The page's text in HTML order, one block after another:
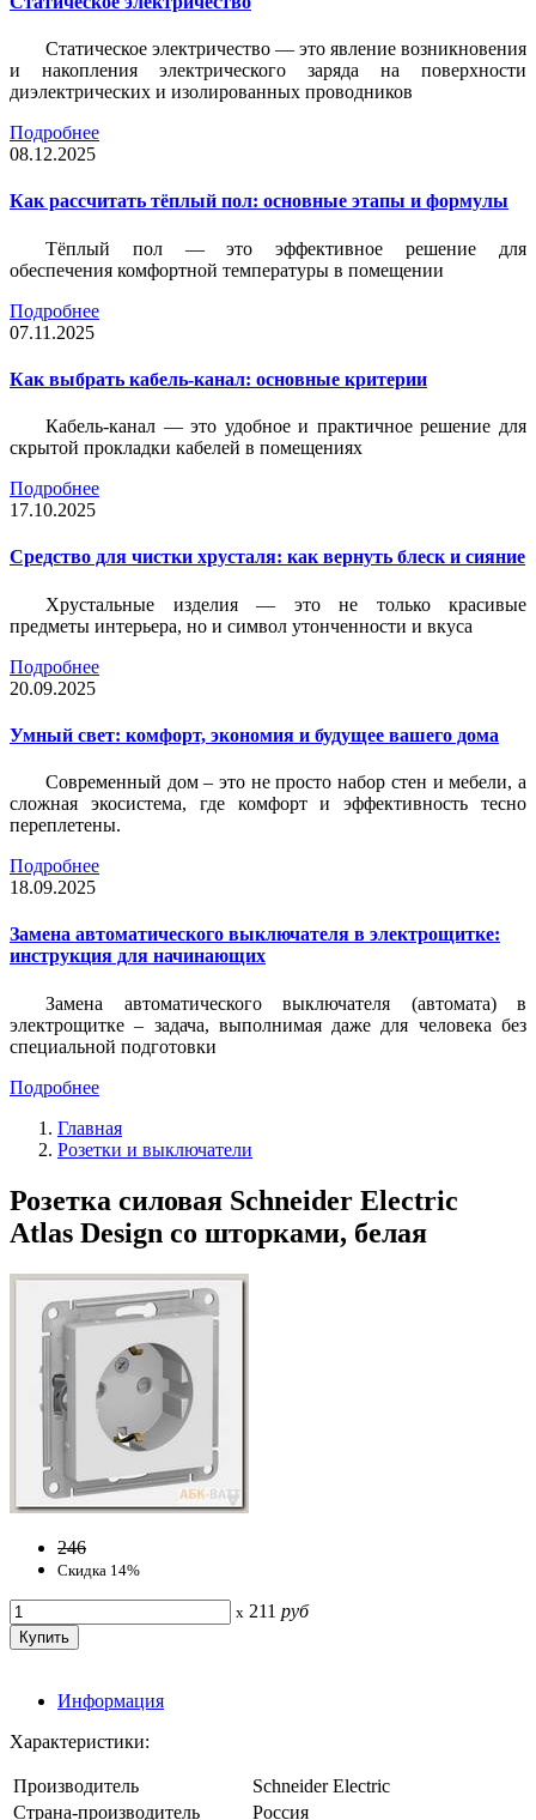
Статическое электричество — это явление возникновения
и накопления электрического заряда на поверхности
диэлектрических и изолированных проводников
Подробнее
08.12.2025
Как рассчитать тёплый пол: основные этапы и формулы
Тёплый пол — это эффективное решение для
обеспечения комфортной температуры в помещении
Подробнее
07.11.2025
Как выбрать кабель-канал: основные критерии
Кабель-канал — это удобное и практичное решение для
скрытой прокладки кабелей в помещениях
Подробнее
17.10.2025
Средство для чистки хрусталя: как вернуть блеск и сияние
Хрустальные изделия — это не только красивые
предметы интерьера, но и символ утонченности и вкуса
Подробнее
20.09.2025
Умный свет: комфорт, экономия и будущее вашего дома
Современный дом – это не просто набор стен и мебели, а
сложная экосистема, где комфорт и эффективность тесно
переплетены.
Подробнее
18.09.2025
Замена автоматического выключателя в электрощитке:
инструкция для начинающих
Замена автоматического выключателя (автомата) в
электрощитке – задача, выполнимая даже для человека без
специальной подготовки
Подробнее
Главная
Розетки и выключатели
Розетка силовая Schneider Electric
Atlas Design со шторками, белая
246
Скидка 14%
x 211 руб
Информация
Характеристики:
Производитель
Schneider Electric
Страна-производитель
Россия